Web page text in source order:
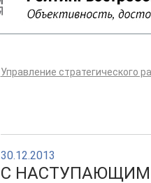
Управление стратегического
30.12.2013
C НАСТУПАЮЩИМ